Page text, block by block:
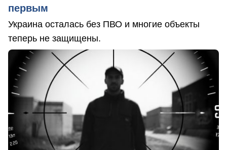
первым
Украина осталась без ПВО и многие объекты
теперь не защищены.